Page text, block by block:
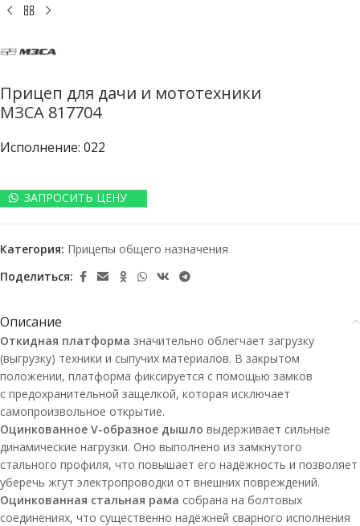
Прицеп для дачи и мототехники
МЗСА 817704
Исполнение: 022
ЗАПРОСИТЬ ЦЕНУ
Категория: Прицепы общего назначения
Поделиться:
Описание
Откидная платформа значительно облегчает загрузку
(выгрузку) техники и сыпучих материалов. В закрытом
положении, платформа фиксируется с помощью замков
с предохранительной защелкой, которая исключает
самопроизвольное открытие.
Оцинкованное V-образное дышло выдерживает сильные
динамические нагрузки. Оно выполнено из замкнутого
стального профиля, что повышает его надёжность и позволяет
уберечь жгут электропроводки от внешних повреждений.
Оцинкованная стальная рама собрана на болтовых
соединениях, что существенно надёжней сварного исполнения